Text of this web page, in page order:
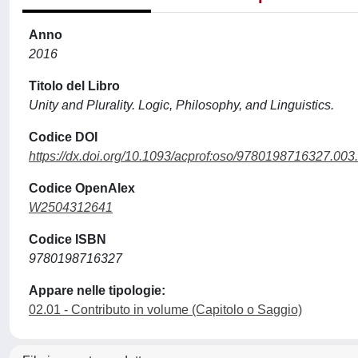
Anno
2016
Titolo del Libro
Unity and Plurality. Logic, Philosophy, and Linguistics.
Codice DOI
https://dx.doi.org/10.1093/acprof:oso/
Codice OpenAlex
W2504312641
Codice ISBN
9780198716327
Appare nelle tipologie:
02.01 - Contributo in volume (Capitolo o Saggio)